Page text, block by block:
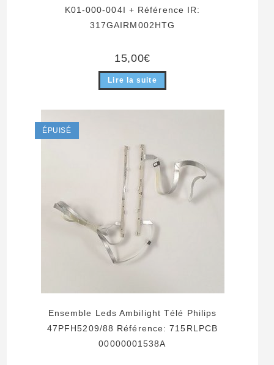
K01-000-004I + Référence IR:
317GAIRM002HTG
15,00€
Lire la suite
ÉPUISÉ
Ensemble Leds Ambilight Télé Philips
47PFH5209/88 Référence: 715RLPCB
00000001538A